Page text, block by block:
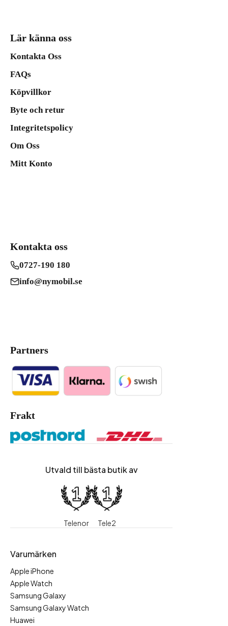
Lär känna oss
Kontakta Oss
FAQs
Köpvillkor
Byte och retur
Integritetspolicy
Om Oss
Mitt Konto
Kontakta oss
0727-190 180
info@nymobil.se
Partners
Frakt
Utvald till bästa butik av
Telenor Tele2
Varumärken
Apple iPhone
Apple Watch
Samsung Galaxy
Samsung Galaxy Watch
Huawei